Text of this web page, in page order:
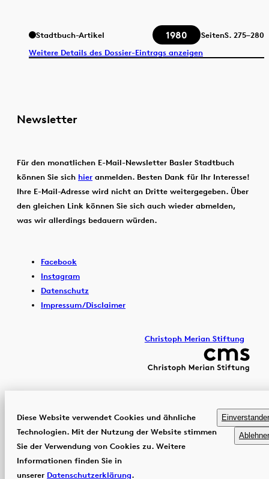
Stadtbuch-Artikel 1980 SeitenS. 275–280
Weitere Details des Dossier-Eintrags anzeigen
Newsletter
Für den monatlichen E-Mail-Newsletter Basler Stadtbuch
können Sie sich hier anmelden. Besten Dank für Ihr Interesse!
Ihre E-Mail-Adresse wird nicht an Dritte weitergegeben. Über
den gleichen Link können Sie sich auch wieder abmelden,
was wir allerdings bedauern würden.
Facebook
Instagram
Datenschutz
Impressum/Disclaimer
Christoph Merian Stiftung
Diese Website verwendet Cookies und ähnliche
Technologien. Mit der Nutzung der Website stimmen
Sie der Verwendung von Cookies zu. Weitere
Informationen finden Sie in
unserer Datenschutzerklärung.